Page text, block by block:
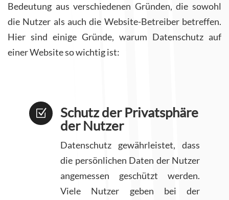
Bedeutung aus verschiedenen Gründen, die sowohl
die Nutzer als auch die Website-Betreiber betreffen.
Hier sind einige Gründe, warum Datenschutz auf
einer Website so wichtig ist:
Z
Schutz der Privatsphäre
der Nutzer
Datenschutz gewährleistet, dass
die persönlichen Daten der Nutzer
angemessen geschützt werden.
Viele Nutzer geben bei der